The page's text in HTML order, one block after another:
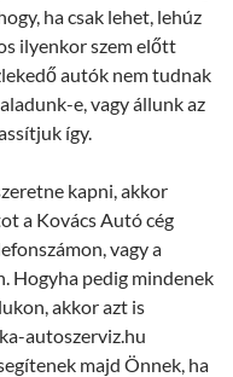
ha csak lehet, lehúz
ilyenkor szem előtt
autók nem tudnak
e, vagy állunk az
így.
kapni, akkor
a Kovács Autó cég
vagy a
Hogyha pedig mindenek
akkor azt is
autoszerviz.hu
majd Önnek, ha